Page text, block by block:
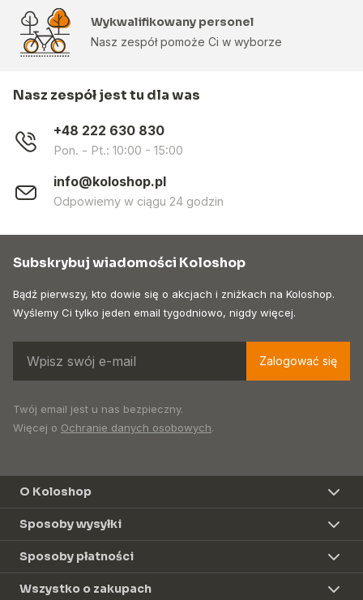
Wykwalifikowany personel
Nasz zespół pomoże Ci w wyborze
Nasz zespół jest tu dla was
+48 222 630 830
Pon. - Pt.: 10:00 - 15:00
info@koloshop.pl
Odpowiemy w ciągu 24 godzin
Subskrybuj wiadomości Koloshop
Bądź pierwszy, kto dowie się o akcjach i zniżkach na Koloshop.
Wyślemy Ci tylko jeden email tygodniowo, nigdy więcej.
Zalogować się
Twój email jest u nas bezpieczny.
Więcej o Ochranie danych osobowych.
O Koloshop
Sposoby wysyłki
Sposoby płatności
Wszystko o zakupach